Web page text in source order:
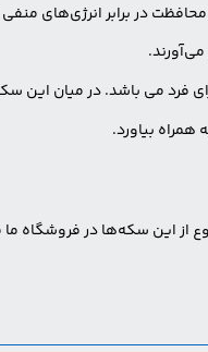
در برابر انرژی‌های
می باشد. در میان این
بیاورد.
از این سکه‌ها در فروشگاه ما